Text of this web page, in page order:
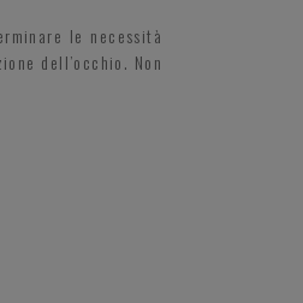
le necessità
dell’occhio. Non